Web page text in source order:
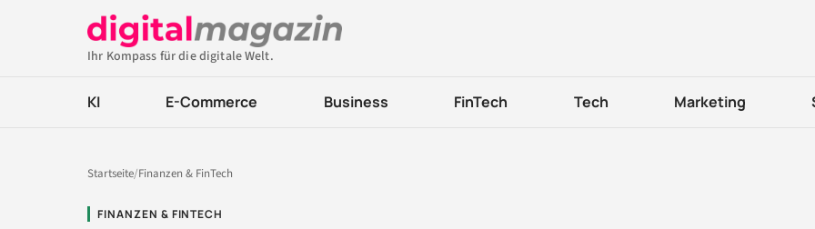
Ihr Kompass für die digitale Welt.
KI E-Commerce Business FinTech Tech Marketing
Startseite/Finanzen & FinTech
FINANZEN & FINTECH